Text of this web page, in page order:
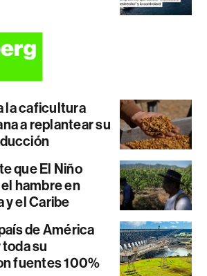
la caficultura
a replantear su
que El Niño
hambre en
y el Caribe
de América
su
fuentes 100%